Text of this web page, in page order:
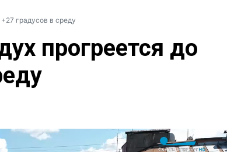
градусов в среду
прогреется до